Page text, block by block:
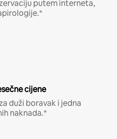
putem interneta,
cijene
duži boravak i jedna
naknada.*